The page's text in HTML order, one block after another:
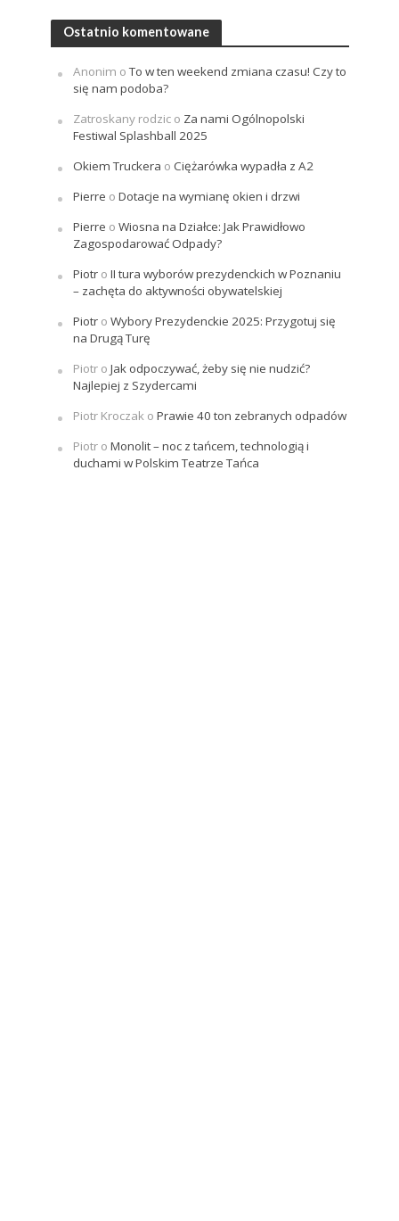
Ostatnio komentowane
Anonim oTo w ten weekend zmiana czasu! Czy to
się nam podoba?
Zatroskany rodzico Za nami Ogólnopolski
Festiwal Splashball 2025
Okiem Truckera o Ciężarówka wypadła z A2
Pierre o Dotacje na wymianę okien i drzwi
Pierre o Wiosna na Działce: Jak Prawidłowo
Zagospodarować Odpady?
Piotro II tura wyborów prezydenckich w Poznaniu
– zachęta do aktywności obywatelskiej
Piotro Wybory Prezydenckie 2025: Przygotuj się
na Drugą Turę
Piotro Jak odpoczywać, żeby się nie nudzić?
Najlepiej z Szydercami
Piotr Kroczako Prawie 40 ton zebranych odpadów
Piotro Monolit – noc z tańcem, technologią i
duchami w Polskim Teatrze Tańca